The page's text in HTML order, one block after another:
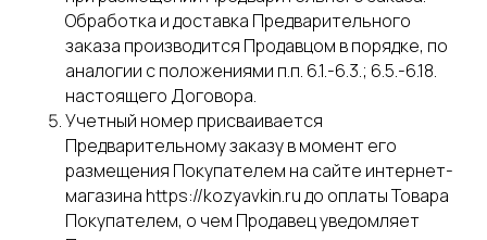
Обработка и доставка Предварительного
заказа производится Продавцом в порядке, по
аналогии с положениями п.п. 6.1.-6.3.; 6.5.-6.18.
настоящего Договора.
Учетный номер присваивается
Предварительному заказу в момент его
размещения Покупателем на сайте интернет-
магазина https://kozyavkin.ru до оплаты Товара
Покупателем, о чем Продавец уведомляет